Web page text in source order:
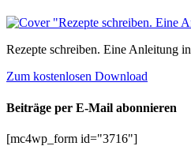
Rezepte schreiben. Eine Anleitung
Zum kostenlosen Download
Beiträge per E-Mail abonnieren
[mc4wp_form id="3716"]